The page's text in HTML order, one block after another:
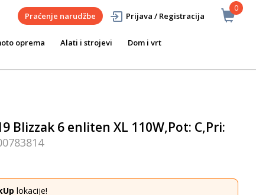
0
Praćenje narudžbe Prijava / Registracija
oprema Alati i strojevi
Dom i vrt
Blizzak 6 enliten XL 110W,Pot: C,Pri:
lokacije!